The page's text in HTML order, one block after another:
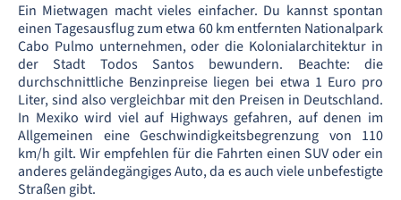
Ein Mietwagen macht vieles einfacher. Du kannst spontan
einen Tagesausflug zum etwa 60 km entfernten Nationalpark
Cabo Pulmo unternehmen, oder die Kolonialarchitektur in
der Stadt Todos Santos bewundern. Beachte: die
durchschnittliche Benzinpreise liegen bei etwa 1 Euro pro
Liter, sind also vergleichbar mit den Preisen in Deutschland.
In Mexiko wird viel auf Highways gefahren, auf denen im
Allgemeinen eine Geschwindigkeitsbegrenzung von 110
km/h gilt. Wir empfehlen für die Fahrten einen SUV oder ein
anderes geländegängiges Auto, da es auch viele unbefestigte
Straßen gibt.